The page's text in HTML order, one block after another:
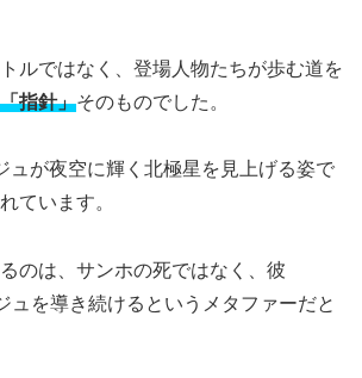
ルではなく、登場人物たちが歩む道を
指針」そのものでした。
ュが夜空に輝く北極星を見上げる姿で
ています。
のは、サンホの死ではなく、彼
ュを導き続けるというメタファーだと